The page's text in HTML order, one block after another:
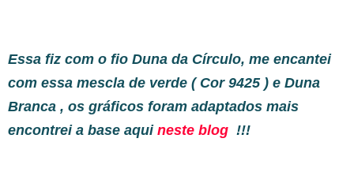
Essa fiz com o fio Duna da Círculo, me encantei
com essa mescla de verde ( Cor 9425 ) e Duna
Branca , os gráficos foram adaptados mais
encontrei a base aqui neste blog !!!